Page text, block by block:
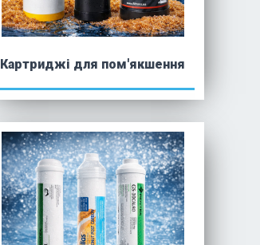
Картриджі для пом'якшення